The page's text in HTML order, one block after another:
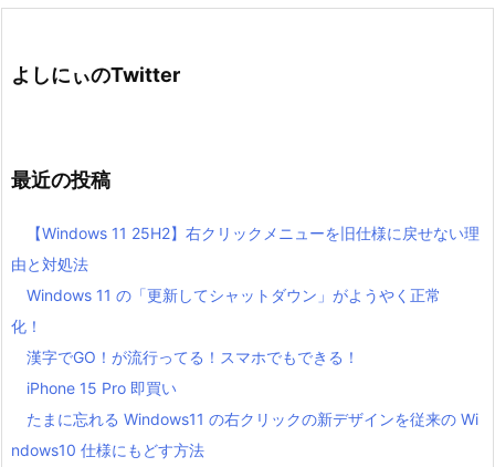
よしにぃのTwitter
最近の投稿
【Windows 11 25H2】右クリックメニューを旧仕様に戻せない理
由と対処法
Windows 11 の「更新してシャットダウン」がようやく正常
化！
漢字でGO！が流行ってる！スマホでもできる！
iPhone 15 Pro 即買い
たまに忘れる Windows11 の右クリックの新デザインを従来の Wi
ndows10 仕様にもどす方法